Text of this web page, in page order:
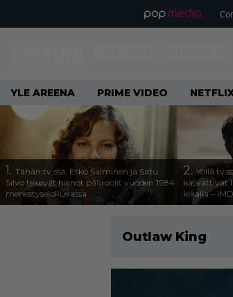
YLE AREENA PRIME VIDEO
1. Tänän tv:ssä: Esko Salminen ja Satu
Silvo tekevät hienot pääroolit vuoden 1984
menestyselokuvassa
2. Yöllä
kasvattivat
kikalla –
Outlaw King